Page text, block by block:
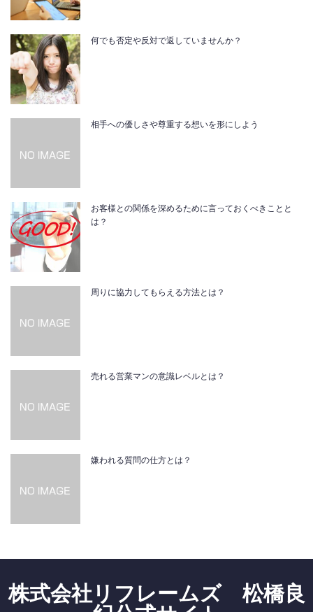
何でも否定や反対で返していませんか？
相手への優しさや尊重する想いを形にしよう
お客様との関係を深めるために言っておくべきことと
は？
周りに協力してもらえる方法とは？
売れる営業マンの意識レベルとは？
嫌われる質問の仕方とは？
株式会社リフレームズ 松橋良